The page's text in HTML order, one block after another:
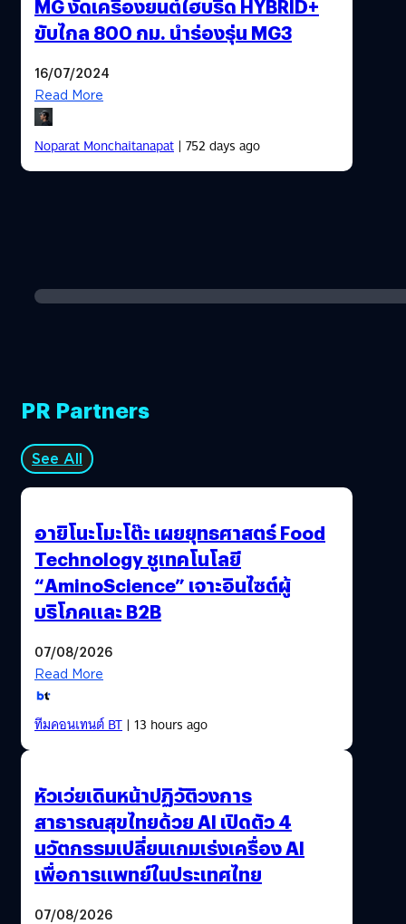
MG งัดเครื่องยนต์ไฮบริด HYBRID+
ขับไกล 800 กม. นำร่องรุ่น MG3
16/07/2024
Read More
Noparat Monchaitanapat| 752 days ago
PR Partners
See All
อายิโนะโมะโต๊ะ เผยยุทธศาสตร์ Food
Technology ชูเทคโนโลยี
“AminoScience” เจาะอินไซต์ผู้
บริโภคและ B2B
07/08/2026
Read More
ทีมคอนเทนต์ BT| 13 hours ago
หัวเว่ยเดินหน้าปฏิวัติวงการ
สาธารณสุขไทยด้วย AI เปิดตัว 4
นวัตกรรมเปลี่ยนเกมเร่งเครื่อง AI
เพื่อการแพทย์ในประเทศไทย
07/08/2026